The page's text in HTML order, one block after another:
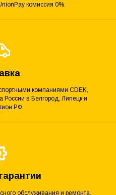
комиссия 0%.
компаниями CDEK,
в Белгород, Липецк и
РФ.
обслуживания и ремонта,